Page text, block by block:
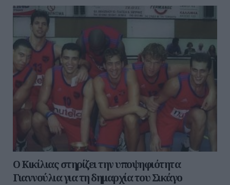
Ο Κικίλιας στηρίζει την υποψηφιότητα
Γιαννούλια για τη δημαρχία του Σικάγο